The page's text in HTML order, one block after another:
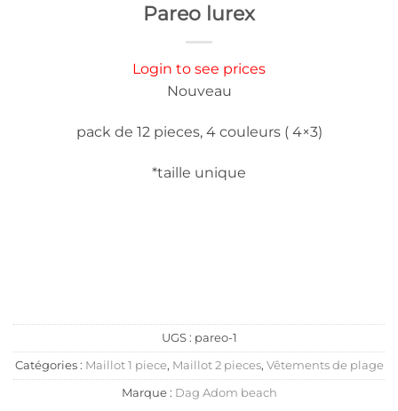
Pareo lurex
Login to see prices
Nouveau
pack de 12 pieces, 4 couleurs ( 4×3)
*taille unique
UGS : pareo-1
Catégories : Maillot 1 piece, Maillot 2 pieces, Vêtements de plage
Marque : Dag Adom beach